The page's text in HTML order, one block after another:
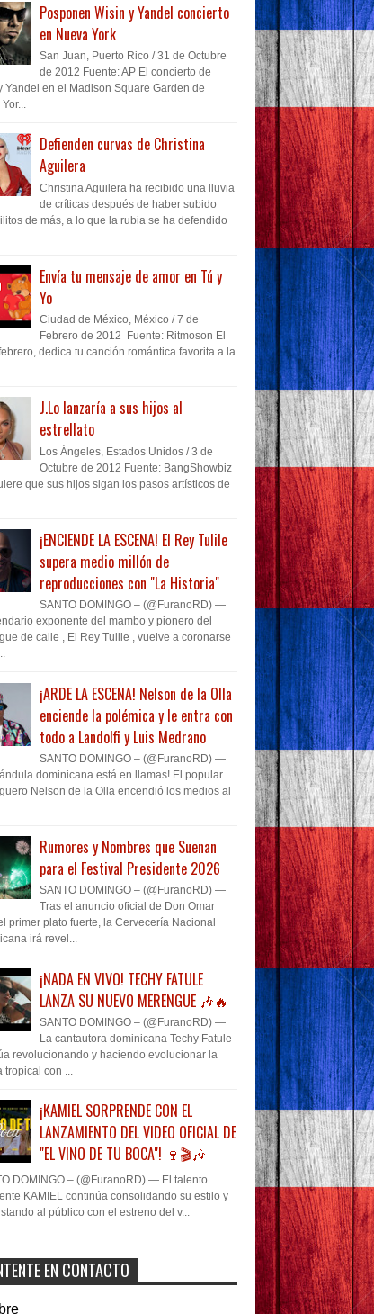
Posponen Wisin y Yandel concierto
en Nueva York
San Juan, Puerto Rico / 31 de Octubre
de 2012 Fuente: AP El concierto de
Yandel en el Madison Square Garden de
Defienden curvas de Christina
Aguilera
Christina Aguilera ha recibido una lluvia
de críticas después de haber subido
de más, a lo que la rubia se ha defendido
Envía tu mensaje de amor en Tú y
Yo
Ciudad de México, México / 7 de
Febrero de 2012 Fuente: Ritmoson El
dedica tu canción romántica favorita a la
J.Lo lanzaría a sus hijos al
estrellato
Los Ángeles, Estados Unidos / 3 de
Octubre de 2012 Fuente: BangShowbiz
que sus hijos sigan los pasos artísticos de
¡ENCIENDE LA ESCENA! El Rey Tulile
supera medio millón de
reproducciones con "La Historia"
SANTO DOMINGO – (@FuranoRD) —
exponente del mambo y pionero del
de calle , El Rey Tulile , vuelve a coronarse
¡ARDE LA ESCENA! Nelson de la Olla
enciende la polémica y le entra con
todo a Landolfi y Luis Medrano
SANTO DOMINGO – (@FuranoRD) —
dominicana está en llamas! El popular
Nelson de la Olla encendió los medios al
Rumores y Nombres que Suenan
para el Festival Presidente 2026
SANTO DOMINGO – (@FuranoRD) —
Tras el anuncio oficial de Don Omar
primer plato fuerte, la Cervecería Nacional
irá revel...
¡NADA EN VIVO! TECHY FATULE
LANZA SU NUEVO MERENGUE 🎶🔥
SANTO DOMINGO – (@FuranoRD) —
La cantautora dominicana Techy Fatule
revolucionando y haciendo evolucionar la
tropical con ...
¡KAMIEL SORPRENDE CON EL
LANZAMIENTO DEL VIDEO OFICIAL DE
"EL VINO DE TU BOCA"! 🍷🎬🎶
DOMINGO – (@FuranoRD) — El talento
KAMIEL continúa consolidando su estilo y
al público con el estreno del v...
EN CONTACTO